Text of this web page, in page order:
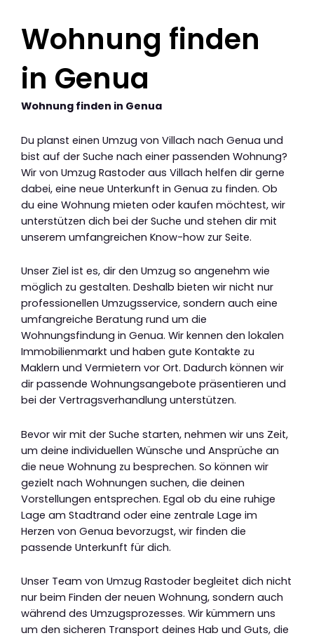
Wohnung finden
in Genua
Wohnung finden in Genua
Du planst einen Umzug von Villach nach Genua und
bist auf der Suche nach einer passenden Wohnung?
Wir von Umzug Rastoder aus Villach helfen dir gerne
dabei, eine neue Unterkunft in Genua zu finden. Ob
du eine Wohnung mieten oder kaufen möchtest, wir
unterstützen dich bei der Suche und stehen dir mit
unserem umfangreichen Know-how zur Seite.
Unser Ziel ist es, dir den Umzug so angenehm wie
möglich zu gestalten. Deshalb bieten wir nicht nur
professionellen Umzugsservice, sondern auch eine
umfangreiche Beratung rund um die
Wohnungsfindung in Genua. Wir kennen den lokalen
Immobilienmarkt und haben gute Kontakte zu
Maklern und Vermietern vor Ort. Dadurch können wir
dir passende Wohnungsangebote präsentieren und
bei der Vertragsverhandlung unterstützen.
Bevor wir mit der Suche starten, nehmen wir uns Zeit,
um deine individuellen Wünsche und Ansprüche an
die neue Wohnung zu besprechen. So können wir
gezielt nach Wohnungen suchen, die deinen
Vorstellungen entsprechen. Egal ob du eine ruhige
Lage am Stadtrand oder eine zentrale Lage im
Herzen von Genua bevorzugst, wir finden die
passende Unterkunft für dich.
Unser Team von Umzug Rastoder begleitet dich nicht
nur beim Finden der neuen Wohnung, sondern auch
während des Umzugsprozesses. Wir kümmern uns
um den sicheren Transport deines Hab und Guts, die